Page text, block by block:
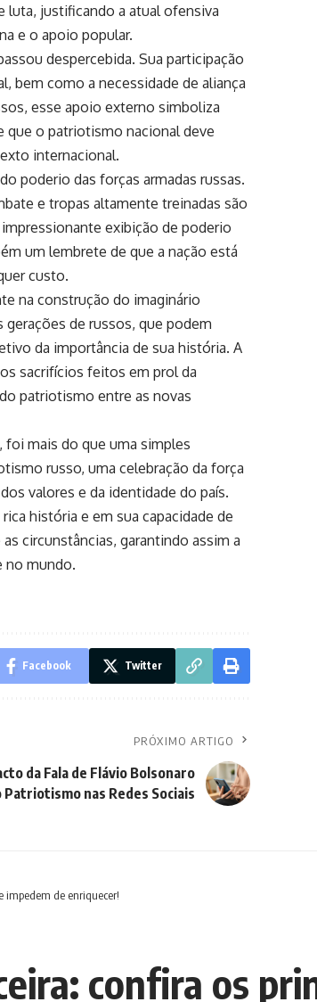
luta, justificando a atual ofensiva
e o apoio popular.
despercebida. Sua participação
bem como a necessidade de aliança
esse apoio externo simboliza
que o patriotismo nacional deve
internacional.
poderio das forças armadas russas.
e tropas altamente treinadas são
exibição de poderio
um lembrete de que a nação está
custo.
na construção do imaginário
de russos, que podem
da importância de sua história. A
sacrifícios feitos em prol da
patriotismo entre as novas
mais do que uma simples
russo, uma celebração da força
valores e da identidade do país.
história e em sua capacidade de
circunstâncias, garantindo assim a
no mundo.
Facebook Twitter
PRÓXIMO ARTIGO
da Fala de Flávio Bolsonaro
Patriotismo nas Redes Sociais
impedem de enriquecer!
confira os